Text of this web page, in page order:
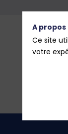
A
Ce site
votre